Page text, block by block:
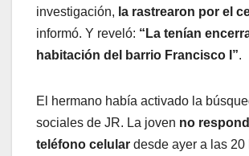
investigación, la rastrearon por el
informó. Y reveló: “La tenían
habitación del barrio Francisco I”.
El hermano había activado la
sociales de JR. La joven no
teléfono celular desde ayer a las 20